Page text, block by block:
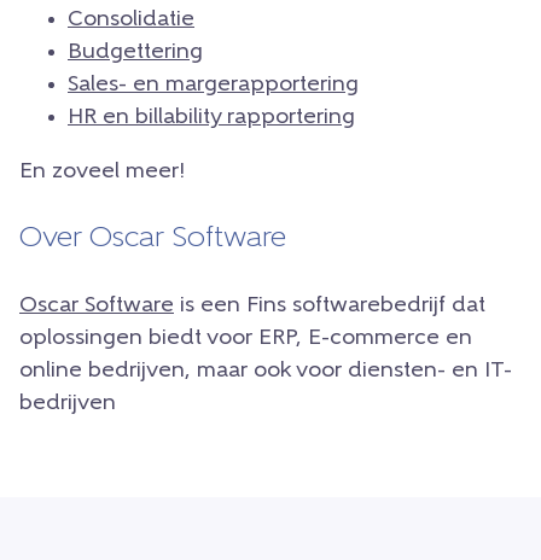
Consolidatie
Budgettering
Sales- en margerapportering
HR en billability rapportering
En zoveel meer!
Over Oscar Software
Oscar Software is een Fins softwarebedrijf dat
oplossingen biedt voor ERP, E-commerce en
online bedrijven, maar ook voor diensten- en IT-
bedrijven